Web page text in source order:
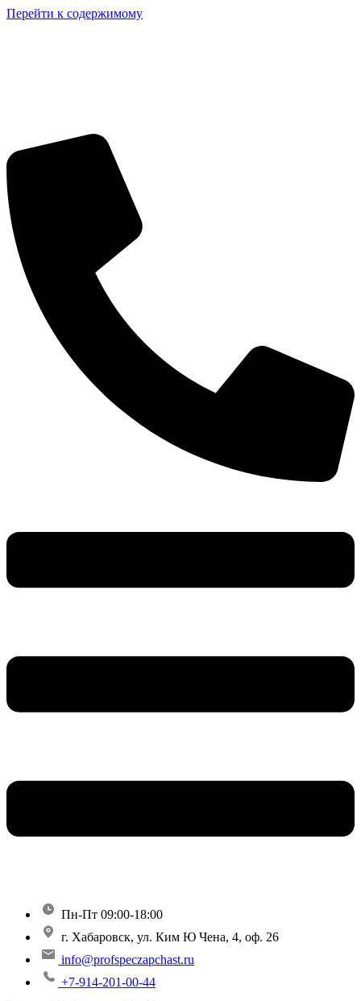
Перейти к содержимому
Пн-Пт 09:00-18:00
г. Хабаровск, ул. Ким Ю Чена, 4, оф. 26
info@profspeczapchast.ru
+7-914-201-00-44